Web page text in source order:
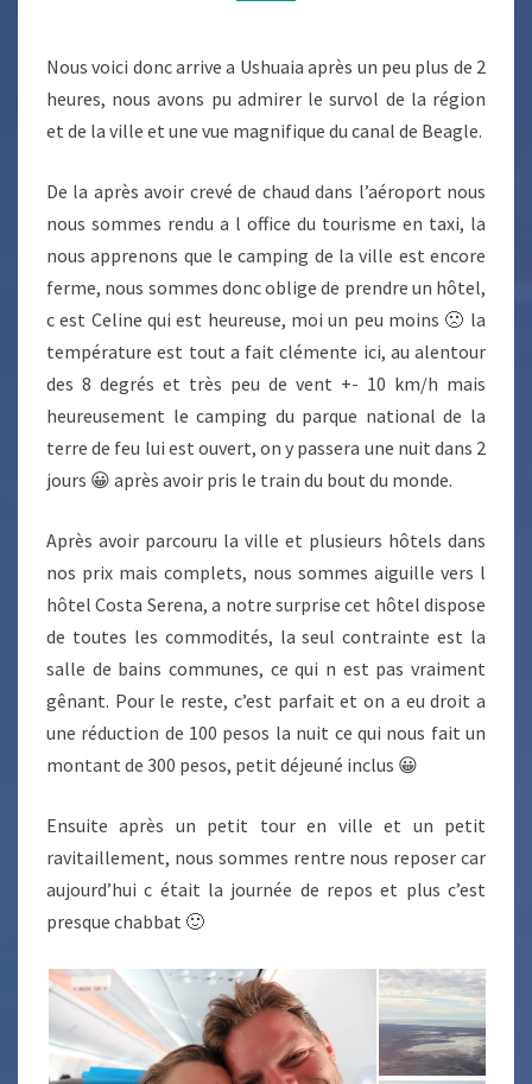
MONDE
Nous voici donc arrive a Ushuaia après un peu plus de 2
heures, nous avons pu admirer le survol de la région
et de la ville et une vue magnifique du canal de Beagle.
De la après avoir crevé de chaud dans l’aéroport nous
nous sommes rendu a l office du tourisme en taxi, la
nous apprenons que le camping de la ville est encore
ferme, nous sommes donc oblige de prendre un hôtel,
c est Celine qui est heureuse, moi un peu moins 🙁 la
température est tout a fait clémente ici, au alentour
des 8 degrés et très peu de vent +- 10 km/h mais
heureusement le camping du parque national de la
terre de feu lui est ouvert, on y passera une nuit dans 2
jours 😀 après avoir pris le train du bout du monde.
Après avoir parcouru la ville et plusieurs hôtels dans
nos prix mais complets, nous sommes aiguille vers l
hôtel Costa Serena, a notre surprise cet hôtel dispose
de toutes les commodités, la seul contrainte est la
salle de bains communes, ce qui n est pas vraiment
gênant. Pour le reste, c’est parfait et on a eu droit a
une réduction de 100 pesos la nuit ce qui nous fait un
montant de 300 pesos, petit déjeuné inclus 😀
Ensuite après un petit tour en ville et un petit
ravitaillement, nous sommes rentre nous reposer car
aujourd’hui c était la journée de repos et plus c’est
presque chabbat 🙂